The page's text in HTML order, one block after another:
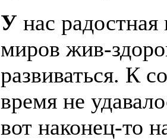
У нас
миров жив-
развиваться. К
время не
вот наконец-то